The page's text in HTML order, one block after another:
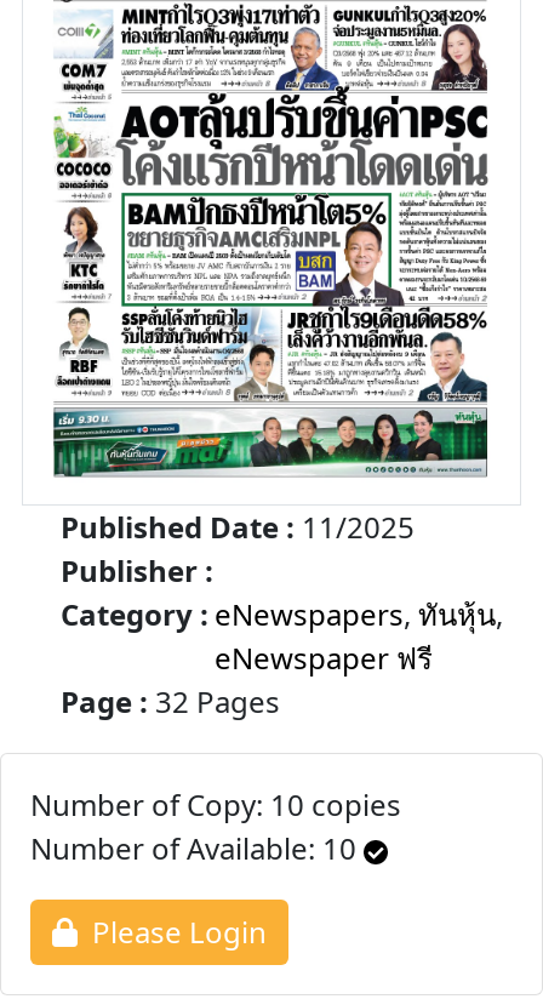
Published Date : 11/2025
Publisher :
Category : eNewspapers, ทันหุ้น,
eNewspaper ฟรี
Page : 32 Pages
Number of Copy: 10 copies
Number of Available: 10
Please Login